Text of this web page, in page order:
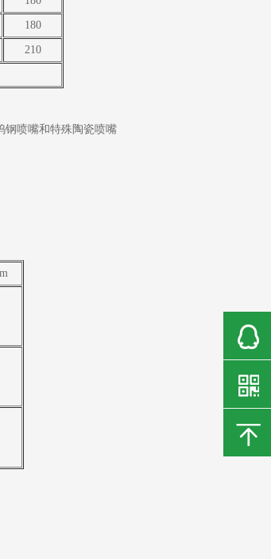
180
210
钢喷嘴和特殊陶瓷喷嘴